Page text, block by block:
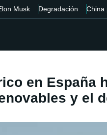
Musk Degradación China
en España
y el